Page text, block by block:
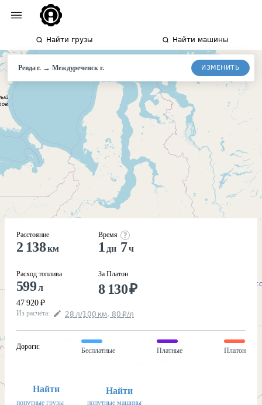
Найти грузы Найти машины
Ревда г. → Междуреченск г. ИЗМЕНИТЬ
Расстояние
2 138км
Расход топлива
599л
47 920 ₽
Время
1 дн 7ч
За Платон
8 130₽
Из расчёта: 28 л/100 км, 80 ₽/л
Дороги:
Бесплатные Платные Платон
Найти
попутные грузы
Найти
попутные машины